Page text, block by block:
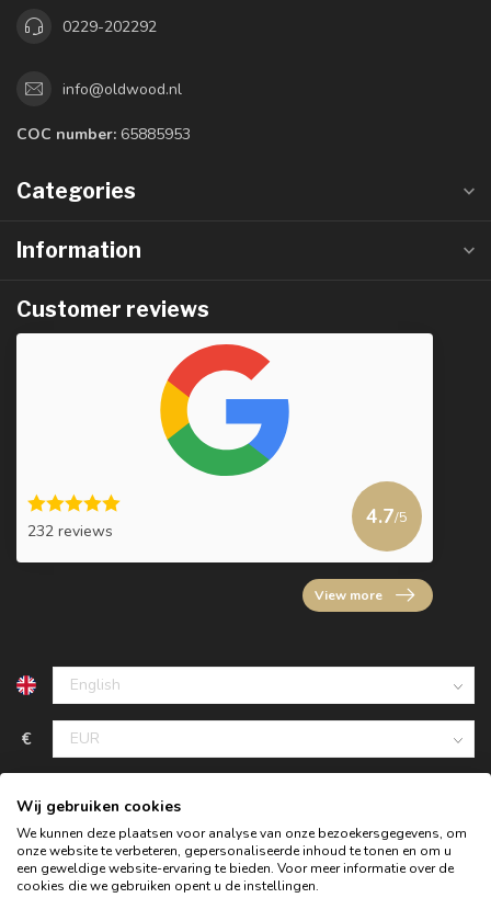
0229-202292
info@oldwood.nl
COC number: 65885953
Categories
Information
Customer reviews
232 reviews
4.7/5
View more
€
Wij gebruiken cookies
We kunnen deze plaatsen voor analyse van onze bezoekersgegevens, om
onze website te verbeteren, gepersonaliseerde inhoud te tonen en om u
een geweldige website-ervaring te bieden. Voor meer informatie over de
cookies die we gebruiken opent u de instellingen.